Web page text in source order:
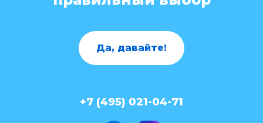
Да, давайте!
+7 (495) 021-04-71